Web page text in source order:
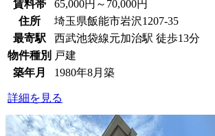
賃料帯
65,000円～70,000円
住所
埼玉県飯能市岩沢1207-35
最寄駅
西武池袋線元加治駅 徒歩13分
物件種別 戸建
築年月
1980年8月築
詳細を見る